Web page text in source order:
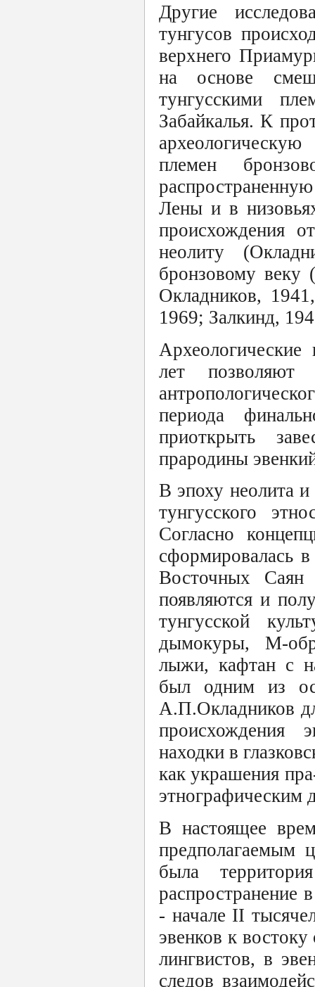
Другие
тунгусов
верхнего
на основе
тунгусскими
Забайкалья. К
племен
Лены и в
происхождения
неолиту
бронзовому веку
Окладников,
1969; Залкинд,
Археологические
лет позволяют
периода
приоткрыть
прародины
В эпоху неолита и
тунгусского
Согласно
сформировалась
Восточных Саян
появляются и
тунгусской
дымокуры, М-
лыжи, кафтан с
был одним из
А.П.Окладников
происхождения
находки в
как украшения
этнографическим
В настоящее
предполагаемым
была
распространение
- начале II
эвенков к
лингвистов, в
следов